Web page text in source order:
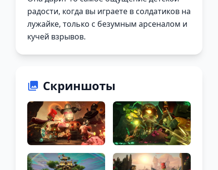
радости, когда вы играете в солдатиков на
лужайке, только с безумным арсеналом и
кучей взрывов.
Скриншоты